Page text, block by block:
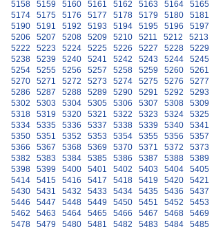
5158
5159 5160 5161 5162 5163 5164 5165
5174
5175 5176 5177 5178 5179 5180 5181
5190
5191 5192 5193 5194 5195 5196 5197
5206
5207 5208 5209 5210 5211 5212 5213
5222
5223 5224 5225 5226 5227 5228 5229
5238
5239 5240 5241 5242 5243 5244 5245
5254
5255 5256 5257 5258 5259 5260 5261
5270
5271 5272 5273 5274 5275 5276 5277
5286
5287 5288 5289 5290 5291 5292 5293
5302
5303 5304 5305 5306 5307 5308 5309
5318
5319 5320 5321 5322 5323 5324 5325
5334
5335 5336 5337 5338 5339 5340 5341
5350
5351 5352 5353 5354 5355 5356 5357
5366
5367 5368 5369 5370 5371 5372 5373
5382
5383 5384 5385 5386 5387 5388 5389
5398
5399 5400 5401 5402 5403 5404 5405
5414
5415 5416 5417 5418 5419 5420 5421
5430
5431 5432 5433 5434 5435 5436 5437
5446
5447 5448 5449 5450 5451 5452 5453
5462
5463 5464 5465 5466 5467 5468 5469
5478
5479 5480 5481 5482 5483 5484 5485